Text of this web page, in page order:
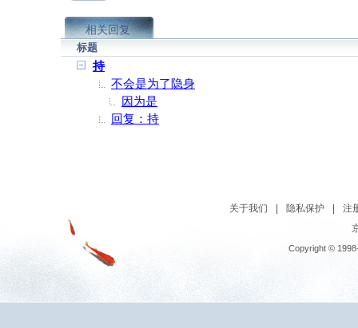
相关回复
标题
持
不会是为了隐身
因为是
回复：持
关于我们 隐私保护
注
Copyright ©